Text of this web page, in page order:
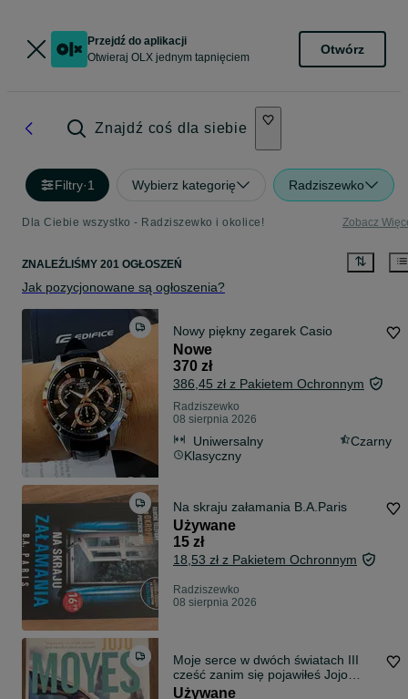
Przejdź do aplikacji
Otwieraj OLX jednym tapnięciem
Otwórz
Znajdź coś dla siebie
Filtry·1 Wybierz kategorię Radziszewko
Dla Ciebie wszystko - Radziszewko i okolice! Zobacz
ZNALEŹLIŚMY 201 OGŁOSZEŃ
Jak pozycjonowane są ogłoszenia?
Nowy piękny zegarek Casio
Nowe
370 zł
386,45 zł z Pakietem Ochronnym
Radziszewko
08 sierpnia 2026
Uniwersalny
Czarny
Klasyczny
Na skraju załamania B.A.Paris
Używane
15 zł
18,53 zł z Pakietem Ochronnym
Radziszewko
08 sierpnia 2026
Moje serce w dwóch światach III
cześć zanim się pojawiłeś Jojo
Moyes
Używane